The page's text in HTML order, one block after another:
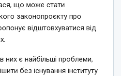
що може стати
законопроєкту про
відштовхуватися від
них є найбільші проблеми,
без існування інституту